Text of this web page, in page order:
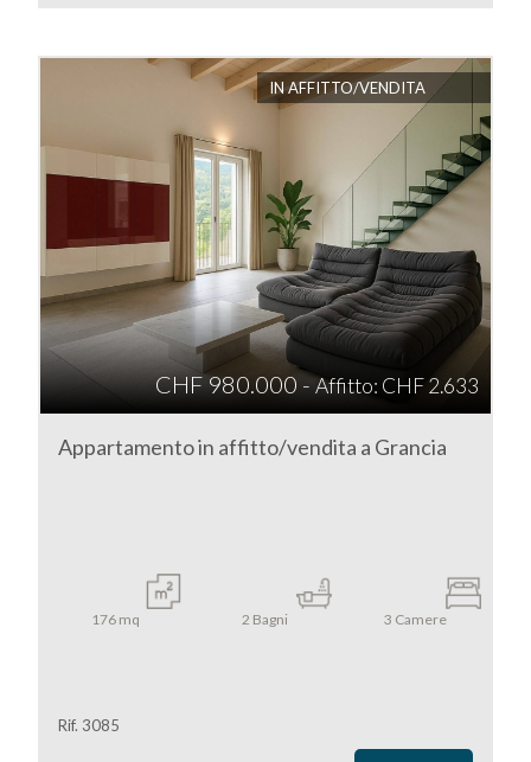
IN AFFITTO/VENDITA
CHF 980.000 -Affitto: CHF 2.633
Appartamento in affitto/vendita a Grancia
176 mq 2 Bagni 3 Camere
Rif. 3085
5
5+
Bagni
minimi